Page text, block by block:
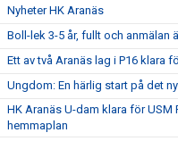
Nyheter HK Aranäs
Boll-lek 3-5 år, fullt och anmälan
Ett av två Aranäs lag i P16 klara
Ungdom: En härlig start på det
HK Aranäs U-dam klara för USM
hemmaplan